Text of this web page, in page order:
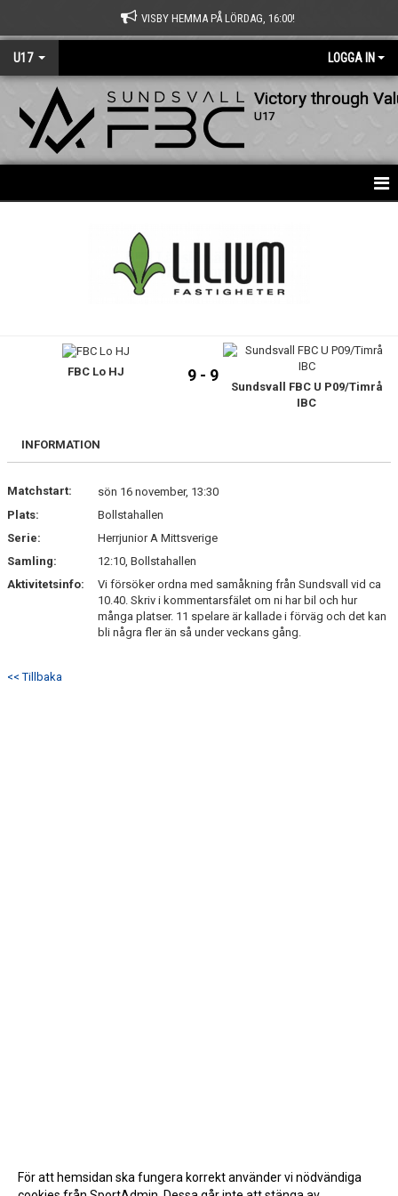
VISBY HEMMA PÅ LÖRDAG, 16:00!
U17 LOGGA IN
Victory through
U17
FBC Lo HJ 9 - 9
Sundsvall FBC U P09/Timrå
IBC
INFORMATION
Matchstart:
sön 16 november, 13:30
Plats:
Bollstahallen
Serie:
Herrjunior A Mittsverige
Samling:
12:10, Bollstahallen
Aktivitetsinfo:
Vi försöker ordna med samåkning från Sundsvall vid ca
10.40. Skriv i kommentarsfälet om ni har bil och hur
många platser. 11 spelare är kallade i förväg och det kan
bli några fler än så under veckans gång.
<< Tillbaka
För att hemsidan ska fungera korrekt använder vi nödvändiga